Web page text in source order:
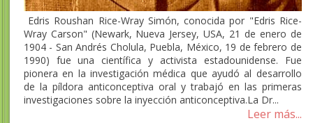
Edris Roushan Rice-Wray Simón, conocida por "Edris Rice-
Wray Carson" (Newark, Nueva Jersey, USA, 21 de enero de
1904 - San Andrés Cholula, Puebla, México, 19 de febrero de
1990) fue una científica y activista estadounidense. Fue
pionera en la investigación médica que ayudó al desarrollo
de la píldora anticonceptiva oral y trabajó en las primeras
investigaciones sobre la inyección anticonceptiva.La Dr...
Leer más...